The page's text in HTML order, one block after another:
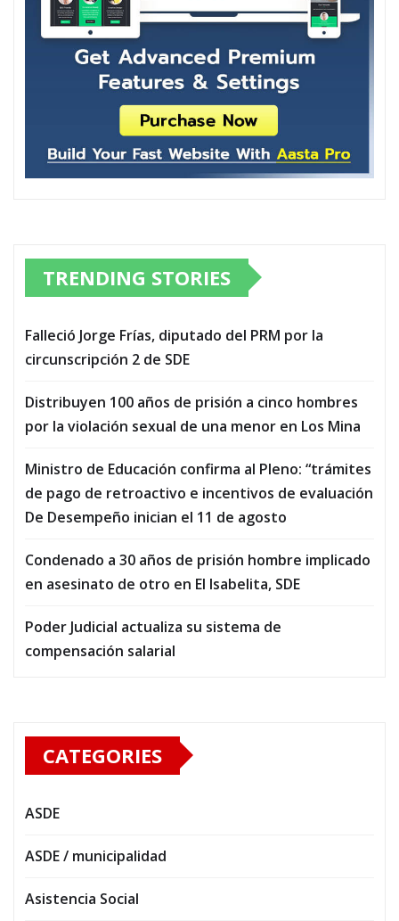
TRENDING STORIES
Falleció Jorge Frías, diputado del PRM por la
circunscripción 2 de SDE
Distribuyen 100 años de prisión a cinco hombres
por la violación sexual de una menor en Los Mina
Ministro de Educación confirma al Pleno: “trámites
de pago de retroactivo e incentivos de evaluación
De Desempeño inician el 11 de agosto
Condenado a 30 años de prisión hombre implicado
en asesinato de otro en El Isabelita, SDE
Poder Judicial actualiza su sistema de
compensación salarial
CATEGORIES
ASDE
ASDE / municipalidad
Asistencia Social